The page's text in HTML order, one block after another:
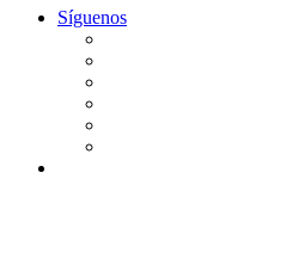
Síguenos